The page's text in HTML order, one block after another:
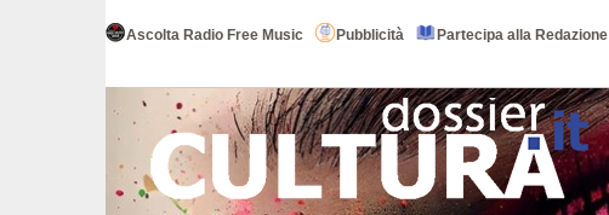
Ascolta Radio Free Music Pubblicità Partecipa alla Redazione